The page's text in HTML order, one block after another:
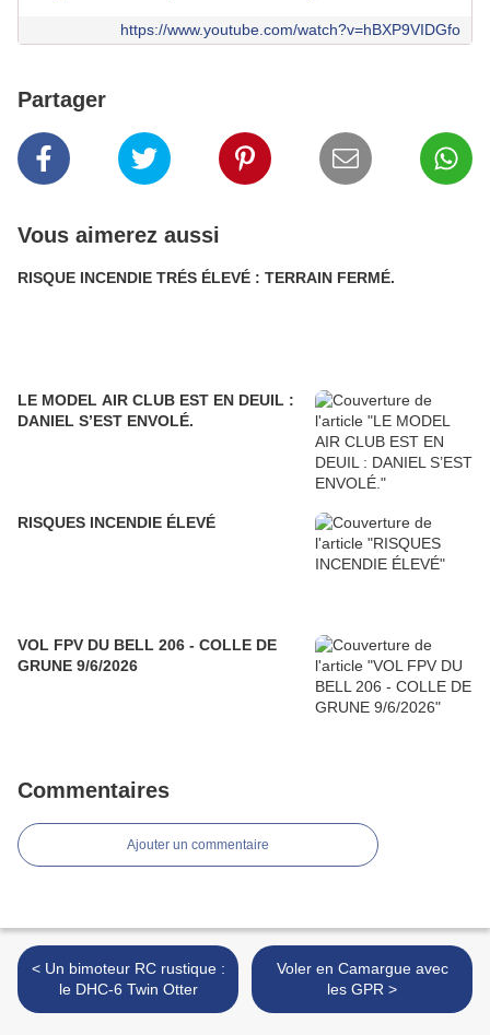
https://www.youtube.com/watch?v=hBXP9VIDGfo
Partager
Vous aimerez aussi
RISQUE INCENDIE TRÉS ÉLEVÉ : TERRAIN FERMÉ.
LE MODEL AIR CLUB EST EN DEUIL :
DANIEL S’EST ENVOLÉ.
RISQUES INCENDIE ÉLEVÉ
VOL FPV DU BELL 206 - COLLE DE
GRUNE 9/6/2026
Commentaires
Ajouter un commentaire
< Un bimoteur RC rustique :
le DHC-6 Twin Otter
Voler en Camargue avec
les GPR >